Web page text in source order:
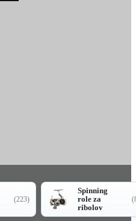
(223)
Spinning
role za
ribolov